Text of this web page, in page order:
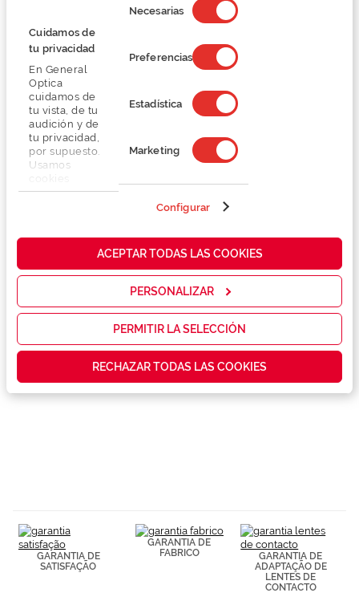
Cuidamos de
tu privacidad
En General
Optica
cuidamos de
tu vista, de tu
audición y de
tu privacidad,
por supuesto.
Usamos
propias y de
cómo mejorar
servicios y
las
que realmente
contenidos
personalizados
Puedes
consultar más
información en
nuestra
de
consentimiento
Necesarias
Preferencias
Estadística
Marketing
Configurar
ACEPTAR TODAS LAS COOKIES
PERSONALIZAR
PERMITIR LA SELECCIÓN
RECHAZAR TODAS LAS COOKIES
Ray Ban 0RB2180
124,50 €
Conselhos
Serviços exclusivos
GARANTIA DE
SATISFAÇÃO
GARANTIA DE
FABRICO
GARANTIA DE
ADAPTAÇÃO DE
LENTES DE
CONTACTO